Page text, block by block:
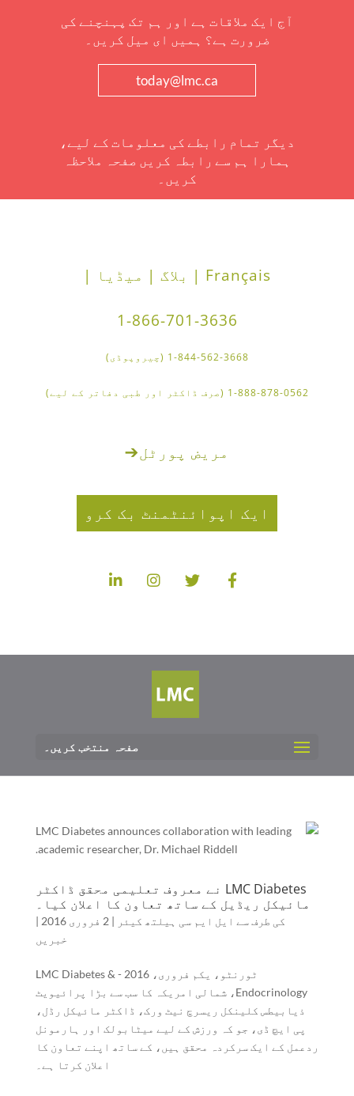
آج ایک ملاقات ہے اور ہم تک پہنچنے کی
ضرورت ہے؟ ہمیں ای میل کریں۔
today@lmc.ca
دیگر تمام رابطے کی معلومات کے لیے،
ہمارا ہم سے رابطہ کریں صفحہ ملاحظہ
کریں۔
Français | بلاگ | میڈیا |
1-866-701-3636
1-844-562-3668 (چیروپوڈی)
1-888-878-0562 (صرف ڈاکٹر اور طبی دفاتر کے لیے)
مریض پورٹل➔
ایک اپوائنٹمنٹ بک کرو
صفحہ منتخب کریں۔
LMC Diabetes نے معروف تعلیمی محقق ڈاکٹر
مائیکل ریڈیل کے ساتھ تعاون کا اعلان کیا۔
کی طرف سے ایل ایم سی ہیلتھ کیئر | 2 فروری 2016
|
خبریں
ٹورنٹو، یکم فروری، 2016 - LMC Diabetes &
Endocrinology، شمالی امریکہ کا سب سے بڑا پرائیویٹ
ذیابیطس کلینکل ریسرچ نیٹ ورک، ڈاکٹر مائیکل رڈل،
پی ایچ ڈی، جو کہ ورزش کے لیے میٹابولک اور ہارمونل
ردعمل کے ایک سرکردہ محقق ہیں، کے ساتھ اپنے تعاون کا
اعلان کرتا ہے۔